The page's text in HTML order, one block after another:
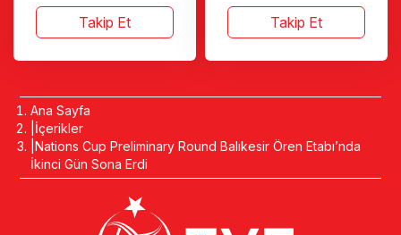
Takip Et Takip Et
Ana Sayfa
İçerikler
Nations Cup Preliminary Round Balıkesir Ören Etabı’nda
İkinci Gün Sona Erdi